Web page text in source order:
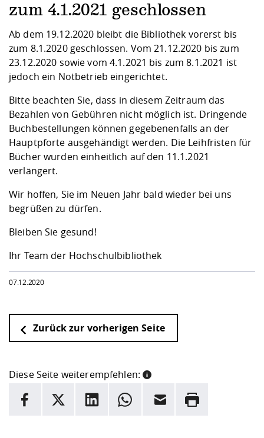
Checkliste zum
Digitales Lernen
Lebenslagen
Angebote der
Arbeit
Career Service
Lehren,
Weiterbilden im
Internationale
Formulare und
Gründung und
Kooperationen
Förderverein
Informatik/
Landbau/
Angebote für Unternehmen
Kontakt und Anfahrt
Qualitätssicherung
zum 4.1.2021 geschlossen
Ab dem 19.12.2020 bleibt die Bibliothek vorerst bis
zum 8.1.2020 geschlossen. Vom 21.12.2020 bis zum
23.12.2020 sowie vom 4.1.2021 bis zum 8.1.2021 ist
jedoch ein Notbetrieb eingerichtet.
Bitte beachten Sie, dass in diesem Zeitraum das
Bezahlen von Gebühren nicht möglich ist. Dringende
Buchbestellungen können gegebenenfalls an der
Hauptpforte ausgehändigt werden. Die Leihfristen für
Bücher wurden einheitlich auf den 11.1.2021
verlängert.
Wir hoffen, Sie im Neuen Jahr bald wieder bei uns
begrüßen zu dürfen.
Bleiben Sie gesund!
Ihr Team der Hochschulbibliothek
07.12.2020
Zurück zur vorherigen Seite
Diese Seite weiterempfehlen:
INFORMATION
Hier stehen weitere Informationen und ein Link zur
Facebook
X LinkedInWhatsappE-Mail Drucken